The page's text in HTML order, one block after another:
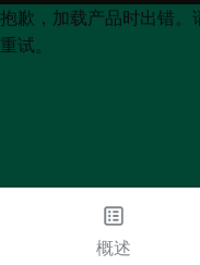
Product
List
Product
List
抱歉，加载产品时出错。
重试。
概述